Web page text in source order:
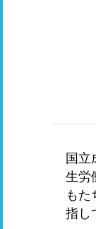
国立
生労
もた
指し